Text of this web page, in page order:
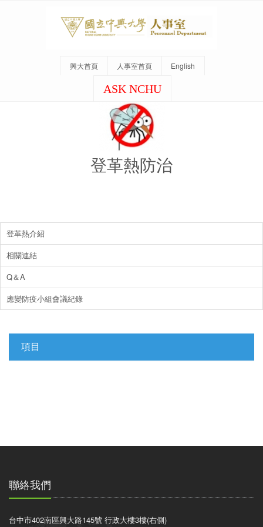
興大首頁 人事室首頁 English
ASK NCHU
登革熱防治
登革熱介紹
相關連結
Q＆A
應變防疫小組會議紀錄
項目
聯絡我們
台中市402南區興大路145號 行政大樓3樓(右側)